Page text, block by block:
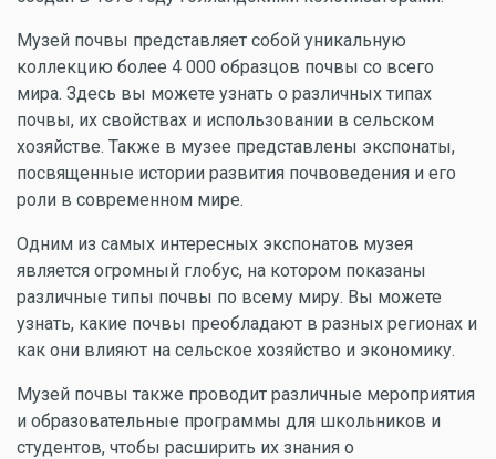
Музей почвы представляет собой уникальную
коллекцию более 4 000 образцов почвы со всего
мира. Здесь вы можете узнать о различных типах
почвы, их свойствах и использовании в сельском
хозяйстве. Также в музее представлены экспонаты,
посвященные истории развития почвоведения и его
роли в современном мире.
Одним из самых интересных экспонатов музея
является огромный глобус, на котором показаны
различные типы почвы по всему миру. Вы можете
узнать, какие почвы преобладают в разных регионах и
как они влияют на сельское хозяйство и экономику.
Музей почвы также проводит различные мероприятия
и образовательные программы для школьников и
студентов, чтобы расширить их знания о